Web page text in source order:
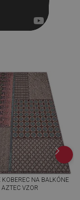
KOBEREC NA BALKÓNE
AZTEC VZOR